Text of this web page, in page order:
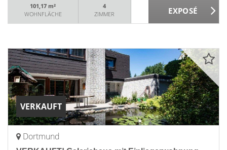
101,17 m²
WOHNFLÄCHE
4
ZIMMER
VERKAUFT
Dortmund